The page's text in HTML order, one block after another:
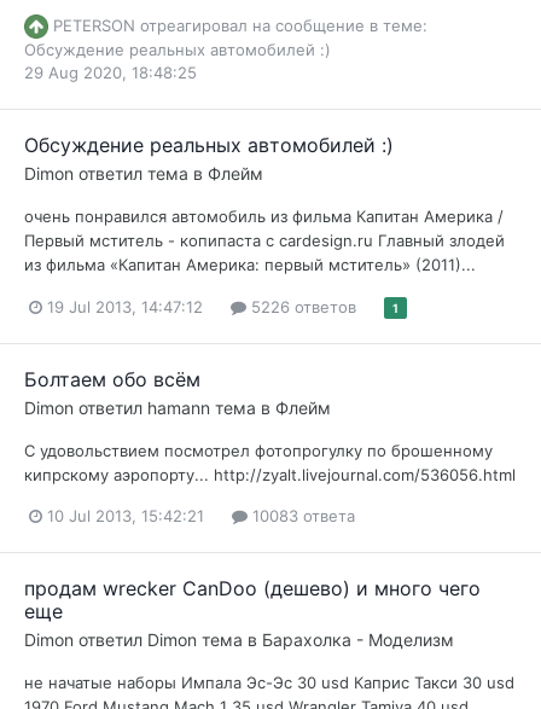
PETERSON отреагировал на сообщение в теме:
Обсуждение реальных автомобилей :)
29 Aug 2020, 18:48:25
Обсуждение реальных автомобилей :)
Dimon ответил тема в Флейм
очень понравился автомобиль из фильма Капитан Америка /
Первый мститель - копипаста с cardesign.ru Главный злодей
из фильма «Капитан Америка: первый мститель» (2011)...
19 Jul 2013, 14:47:12 5226 ответов 1
Болтаем обо всём
Dimon ответил hamann тема в Флейм
С удовольствием посмотрел фотопрогулку по брошенному
кипрскому аэропорту... http://zyalt.livejournal.com/536056.html
10 Jul 2013, 15:42:21 10083 ответа
продам wrecker CanDoo (дешево) и много чего
еще
Dimon ответил Dimon тема в Барахолка - Моделизм
не начатые наборы Импала Эс-Эс 30 usd Каприс Такси 30 usd